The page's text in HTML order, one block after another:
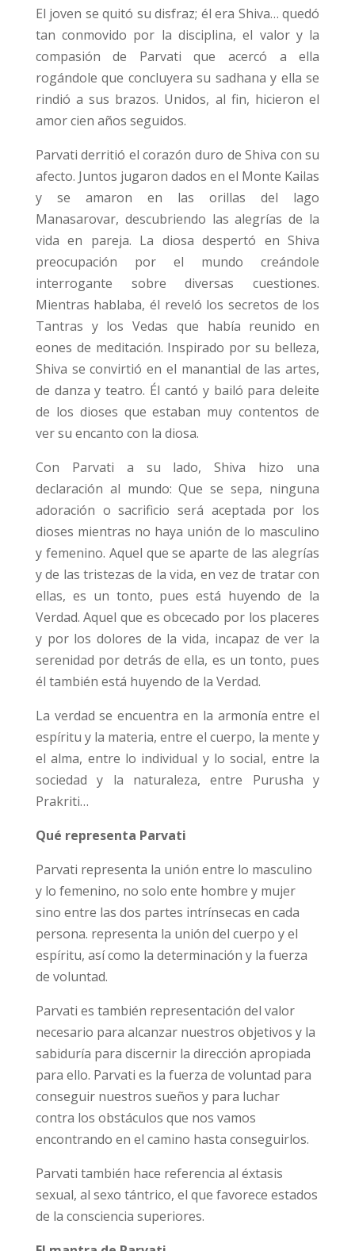
El joven se quitó su disfraz; él era Shiva… quedó
tan conmovido por la disciplina, el valor y la
compasión de Parvati que acercó a ella
rogándole que concluyera su sadhana y ella se
rindió a sus brazos. Unidos, al fin, hicieron el
amor cien años seguidos.
Parvati derritió el corazón duro de Shiva con su
afecto. Juntos jugaron dados en el Monte Kailas
y se amaron en las orillas del lago
Manasarovar, descubriendo las alegrías de la
vida en pareja. La diosa despertó en Shiva
preocupación por el mundo creándole
interrogante sobre diversas cuestiones.
Mientras hablaba, él reveló los secretos de los
Tantras y los Vedas que había reunido en
eones de meditación. Inspirado por su belleza,
Shiva se convirtió en el manantial de las artes,
de danza y teatro. Él cantó y bailó para deleite
de los dioses que estaban muy contentos de
ver su encanto con la diosa.
Con Parvati a su lado, Shiva hizo una
declaración al mundo: Que se sepa, ninguna
adoración o sacrificio será aceptada por los
dioses mientras no haya unión de lo masculino
y femenino. Aquel que se aparte de las alegrías
y de las tristezas de la vida, en vez de tratar con
ellas, es un tonto, pues está huyendo de la
Verdad. Aquel que es obcecado por los placeres
y por los dolores de la vida, incapaz de ver la
serenidad por detrás de ella, es un tonto, pues
él también está huyendo de la Verdad.
La verdad se encuentra en la armonía entre el
espíritu y la materia, entre el cuerpo, la mente y
el alma, entre lo individual y lo social, entre la
sociedad y la naturaleza, entre Purusha y
Prakriti…
Qué representa Parvati
Parvati representa la unión entre lo masculino
y lo femenino, no solo ente hombre y mujer
sino entre las dos partes intrínsecas en cada
persona. representa la unión del cuerpo y el
espíritu, así como la determinación y la fuerza
de voluntad.
Parvati es también representación del valor
necesario para alcanzar nuestros objetivos y la
sabiduría para discernir la dirección apropiada
para ello. Parvati es la fuerza de voluntad para
conseguir nuestros sueños y para luchar
contra los obstáculos que nos vamos
encontrando en el camino hasta conseguirlos.
Parvati también hace referencia al éxtasis
sexual, al sexo tántrico, el que favorece estados
de la consciencia superiores.